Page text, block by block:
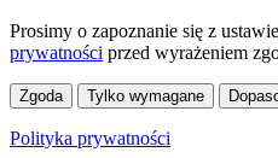
Prosimy o zapoznanie się z
prywatności przed wyrażeniem
Zgoda Tylko wymagane
Polityka prywatności